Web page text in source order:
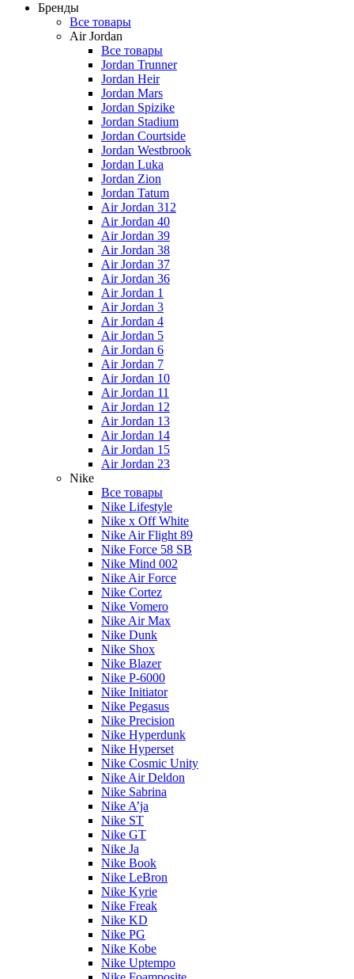
Бренды
Все товары
Air Jordan
Все товары
Jordan Trunner
Jordan Heir
Jordan Mars
Jordan Spizike
Jordan Stadium
Jordan Courtside
Jordan Westbrook
Jordan Luka
Jordan Zion
Jordan Tatum
Air Jordan 312
Air Jordan 40
Air Jordan 39
Air Jordan 38
Air Jordan 37
Air Jordan 36
Air Jordan 1
Air Jordan 3
Air Jordan 4
Air Jordan 5
Air Jordan 6
Air Jordan 7
Air Jordan 10
Air Jordan 11
Air Jordan 12
Air Jordan 13
Air Jordan 14
Air Jordan 15
Air Jordan 23
Nike
Все товары
Nike Lifestyle
Nike x Off White
Nike Air Flight 89
Nike Force 58 SB
Nike Mind 002
Nike Air Force
Nike Cortez
Nike Vomero
Nike Air Max
Nike Dunk
Nike Shox
Nike Blazer
Nike P-6000
Nike Initiator
Nike Pegasus
Nike Precision
Nike Hyperdunk
Nike Hyperset
Nike Cosmic Unity
Nike Air Deldon
Nike Sabrina
Nike A’ja
Nike ST
Nike GT
Nike Ja
Nike Book
Nike LeBron
Nike Kyrie
Nike Freak
Nike KD
Nike PG
Nike Kobe
Nike Uptempo